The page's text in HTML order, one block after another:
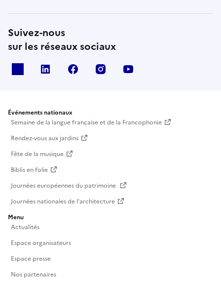
Suivez-nous
sur les réseaux sociaux
Linkedin Facebook Instagram
Événements nationaux
Semaine de la langue française et de la Francophonie
Rendez-vous aux jardins
Fête de la musique
Biblis en folie
Journées européennes du patrimoine
Journées nationales de l'architecture
Menu
Actualités
Espace organisateurs
Espace presse
Nos partenaires